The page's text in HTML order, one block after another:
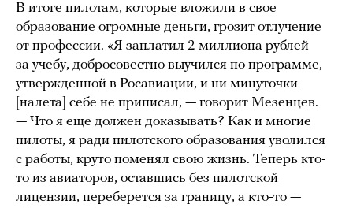
В итоге пилотам, которые вложили в свое
образование огромные деньги, грозит отлучение
от профессии. «Я заплатил 2 миллиона рублей
за учебу, добросовестно выучился по программе,
утвержденной в Росавиации, и ни минуточки
[налета] себе не приписал, — говорит Мезенцев.
— Что я еще должен доказывать? Как и многие
пилоты, я ради пилотского образования уволился
с работы, круто поменял свою жизнь. Теперь кто-
то из авиаторов, оставшись без пилотской
лицензии, переберется за границу, а кто-то —